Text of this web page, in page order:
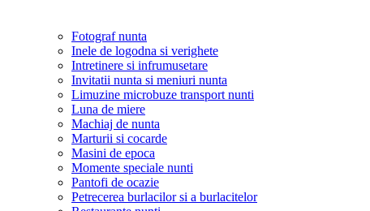
Fotograf nunta
Inele de logodna si verighete
Intretinere si infrumusetare
Invitatii nunta si meniuri nunta
Limuzine microbuze transport nunti
Luna de miere
Machiaj de nunta
Marturii si cocarde
Masini de epoca
Momente speciale nunti
Pantofi de ocazie
Petrecerea burlacilor si a burlacitelor